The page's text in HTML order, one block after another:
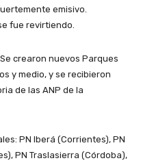
emisivo.
fue revirtiendo.
crearon nuevos Parques
y medio, y se recibieron
de las ANP de la
PN Iberá (Corrientes), PN
PN Traslasierra (Córdoba),